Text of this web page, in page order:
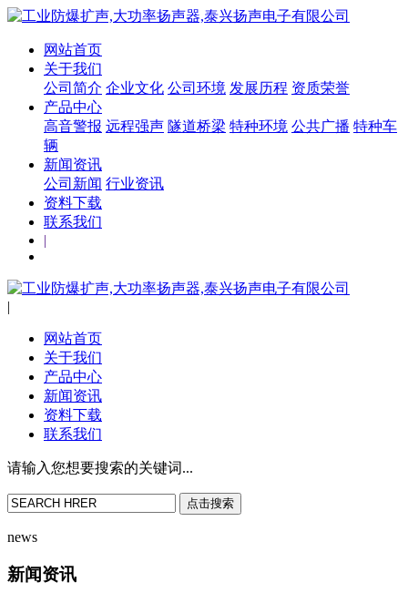
网站首页
关于我们
公司简介 企业文化 公司环境 发展历程 资质荣誉
产品中心
高音警报 远程强声 隧道桥梁 特种环境 公共广播 特种车
辆
新闻资讯
公司新闻 行业资讯
资料下载
联系我们
|
|
网站首页
关于我们
产品中心
新闻资讯
资料下载
联系我们
请输入您想要搜索的关键词...
点击搜索
news
新闻资讯